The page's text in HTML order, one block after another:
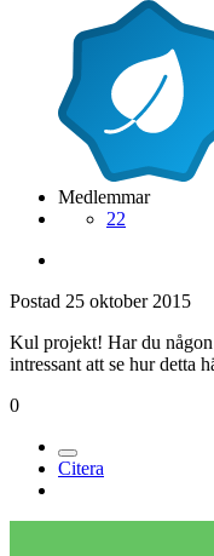
Medlemmar
22
Postad 25 oktober 2015
Kul projekt! Har du
intressant att se hur detta
0
Citera